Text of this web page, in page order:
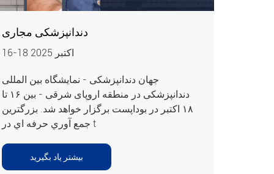
دندانپزشکی مجاری
16-18 اکتبر 2025
جهان دندانپزشکی - نمایشگاه بین المللی
دندانپزشکی در منطقه اروپای شرقی - بین ۱۶ تا
۱۸ اکتبر در بوداپست برگزار خواهد شد. بزرگترين
جمع آوري حرفه اي در t
بیشتر یاد بگیرید